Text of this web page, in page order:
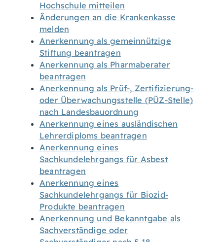
Hochschule mitteilen
Änderungen an die Krankenkasse
melden
Anerkennung als gemeinnützige
Stiftung beantragen
Anerkennung als Pharmaberater
beantragen
Anerkennung als Prüf-, Zertifizierung-
oder Überwachungsstelle (PÜZ-Stelle)
nach Landesbauordnung
Anerkennung eines ausländischen
Lehrerdiploms beantragen
Anerkennung eines
Sachkundelehrgangs für Asbest
beantragen
Anerkennung eines
Sachkundelehrgangs für Biozid-
Produkte beantragen
Anerkennung und Bekanntgabe als
Sachverständige oder